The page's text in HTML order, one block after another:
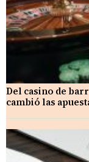
Del casino de
cambió las